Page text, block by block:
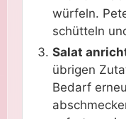
würfeln.
schütteln
Salat
übrigen
Bedarf